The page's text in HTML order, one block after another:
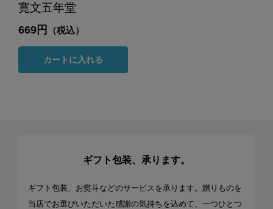
寛文五年堂
669円 （税込）
カートに入れる
ギフト包装、承ります。
ギフト包装、お熨斗などのサービスを承ります。贈りものを
当店でお選びいただいた感謝の気持ちを込めて、一つひとつ